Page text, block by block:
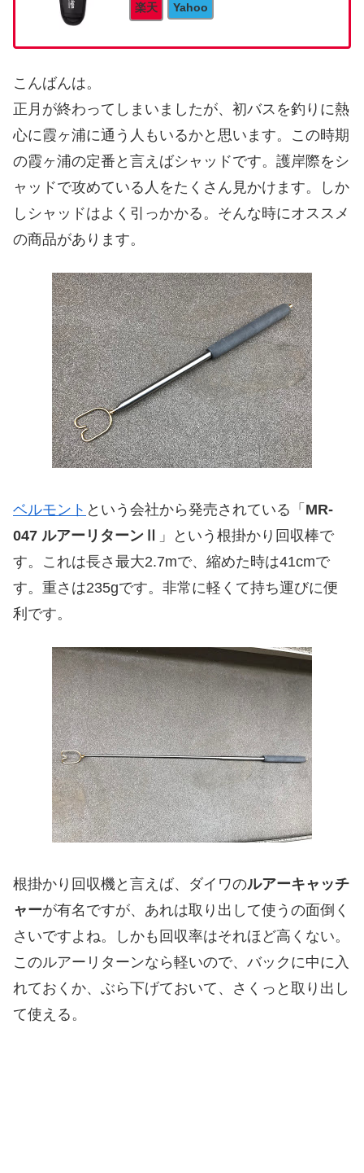
楽天 Yahoo
こんばんは。
正月が終わってしまいましたが、初バスを釣りに熱
心に霞ヶ浦に通う人もいるかと思います。この時期
の霞ヶ浦の定番と言えばシャッドです。護岸際をシ
ャッドで攻めている人をたくさん見かけます。しか
しシャッドはよく引っかかる。そんな時にオススメ
の商品があります。
ベルモント という会社から発売されている「 MR-
047 ルアーリターンⅡ 」という根掛かり回収棒で
す。これは長さ最大2.7mで、縮めた時は41cmで
す。重さは235gです。非常に軽くて持ち運びに便
利です。
根掛かり回収機と言えば、ダイワのルアーキャッチ
ャーが有名ですが、あれは取り出して使うの面倒く
さいですよね。しかも回収率はそれほど高くない。
このルアーリターンなら軽いので、バックに中に入
れておくか、ぶら下げておいて、さくっと取り出し
て使える。